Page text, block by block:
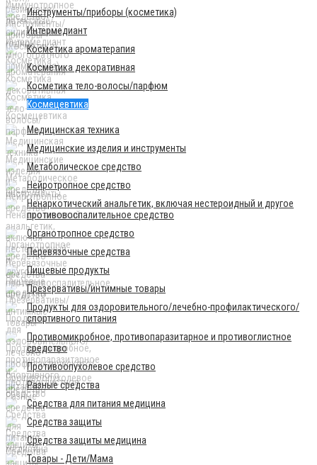
Инструменты/приборы (косметика)
Интермедиант
Косметика ароматерапия
Косметика декоративная
Косметика тело-волосы/парфюм
Космецевтика
Медицинская техника
Медицинские изделия и инструменты
Метаболическое средство
Нейротропное средство
Ненаркотический анальгетик, включая нестероидный и другое
противовоспалительное средство
Органотропное средство
Перевязочные средства
Пищевые продукты
Презервативы/интимные товары
Продукты для оздоровительного/лечебно-профилактического/
спортивного питания
Противомикробное, противопаразитарное и противоглистное
средство
Противоопухолевое средство
Разные средства
Средства для питания медицина
Средства защиты
Средства защиты медицина
Товары - Дети/Мама